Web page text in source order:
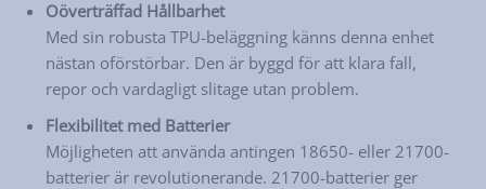
Oöverträffad Hållbarhet
Med sin robusta TPU-beläggning känns denna enhet
nästan oförstörbar. Den är byggd för att klara fall,
repor och vardagligt slitage utan problem.
Flexibilitet med Batterier
Möjligheten att använda antingen 18650- eller 21700-
batterier är revolutionerande. 21700-batterier ger